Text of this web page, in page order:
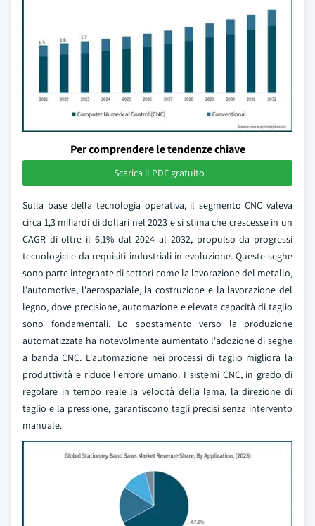
Per comprendere le tendenze chiave
Scarica il PDF gratuito
Sulla base della tecnologia operativa, il segmento CNC valeva
circa 1,3 miliardi di dollari nel 2023 e si stima che crescesse in un
CAGR di oltre il 6,1% dal 2024 al 2032, propulso da progressi
tecnologici e da requisiti industriali in evoluzione. Queste seghe
sono parte integrante di settori come la lavorazione del metallo,
l'automotive, l'aerospaziale, la costruzione e la lavorazione del
legno, dove precisione, automazione e elevata capacità di taglio
sono fondamentali. Lo spostamento verso la produzione
automatizzata ha notevolmente aumentato l'adozione di seghe
a banda CNC. L'automazione nei processi di taglio migliora la
produttività e riduce l'errore umano. I sistemi CNC, in grado di
regolare in tempo reale la velocità della lama, la direzione di
taglio e la pressione, garantiscono tagli precisi senza intervento
manuale.